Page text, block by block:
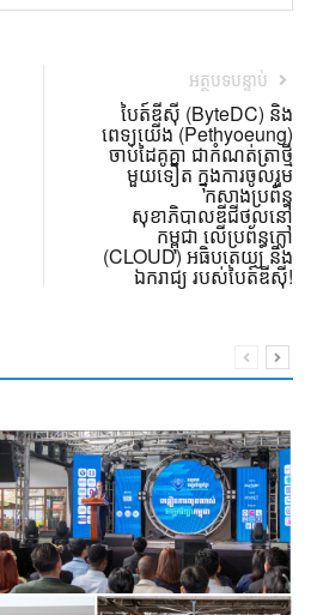
អត្ថបទបន្ទាប់
បៃត៍ឌីស៊ី (ByteDC) និង
ពេទ្យយើង (Pethyoeung)
ចាប់ដៃគូគ្នា ជាកំណត់ត្រាថ្មី
មួយទៀត ក្នុងការចូលរួម
កសាងប្រព័ន្ធ
សុខាភិបាលឌីជីថល​នៅ
កម្ពុជា លើប្រព័ន្ធក្លៅ
(CLOUD) អធិបតេយ្យ និង
ឯករាជ្យ របស់បៃត៍ឌីស៊ី!